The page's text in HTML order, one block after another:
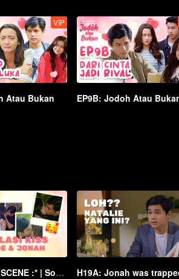
VIP
Atau Bukan EP9B: Jodoh Atau
Full of KISS SCENE :* | Soulmate